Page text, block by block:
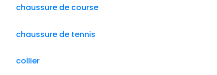
chaussure de course
chaussure de tennis
collier